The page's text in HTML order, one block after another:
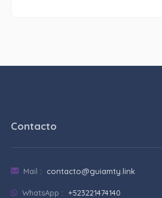
Contacto
Mail : contacto@guiamty.link
WhatsApp : +523221474140